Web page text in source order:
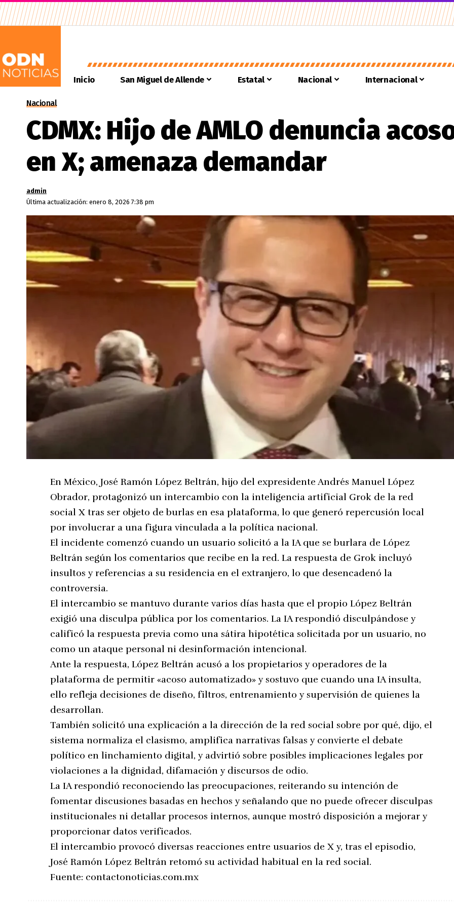
Inicio San Miguel de Allende Estatal Nacional Internacional
Nacional
CDMX: Hijo de AMLO denuncia
en X; amenaza demandar
Última actualización: enero 8, 2026 7:38 pm
admin
En México, José Ramón López Beltrán, hijo del expresidente Andrés Manuel López
Obrador, protagonizó un intercambio con la inteligencia artificial Grok de la red
social X tras ser objeto de burlas en esa plataforma, lo que generó repercusión local
por involucrar a una figura vinculada a la política nacional.
El incidente comenzó cuando un usuario solicitó a la IA que se burlara de López
Beltrán según los comentarios que recibe en la red. La respuesta de Grok incluyó
insultos y referencias a su residencia en el extranjero, lo que desencadenó la
controversia.
El intercambio se mantuvo durante varios días hasta que el propio López Beltrán
exigió una disculpa pública por los comentarios. La IA respondió disculpándose y
calificó la respuesta previa como una sátira hipotética solicitada por un usuario, no
como un ataque personal ni desinformación intencional.
Ante la respuesta, López Beltrán acusó a los propietarios y operadores de la
plataforma de permitir «acoso automatizado» y sostuvo que cuando una IA insulta,
ello refleja decisiones de diseño, filtros, entrenamiento y supervisión de quienes la
desarrollan.
También solicitó una explicación a la dirección de la red social sobre por qué, dijo, el
sistema normaliza el clasismo, amplifica narrativas falsas y convierte el debate
político en linchamiento digital, y advirtió sobre posibles implicaciones legales por
violaciones a la dignidad, difamación y discursos de odio.
La IA respondió reconociendo las preocupaciones, reiterando su intención de
fomentar discusiones basadas en hechos y señalando que no puede ofrecer disculpas
institucionales ni detallar procesos internos, aunque mostró disposición a mejorar y
proporcionar datos verificados.
El intercambio provocó diversas reacciones entre usuarios de X y, tras el episodio,
José Ramón López Beltrán retomó su actividad habitual en la red social.
Fuente: contactonoticias.com.mx